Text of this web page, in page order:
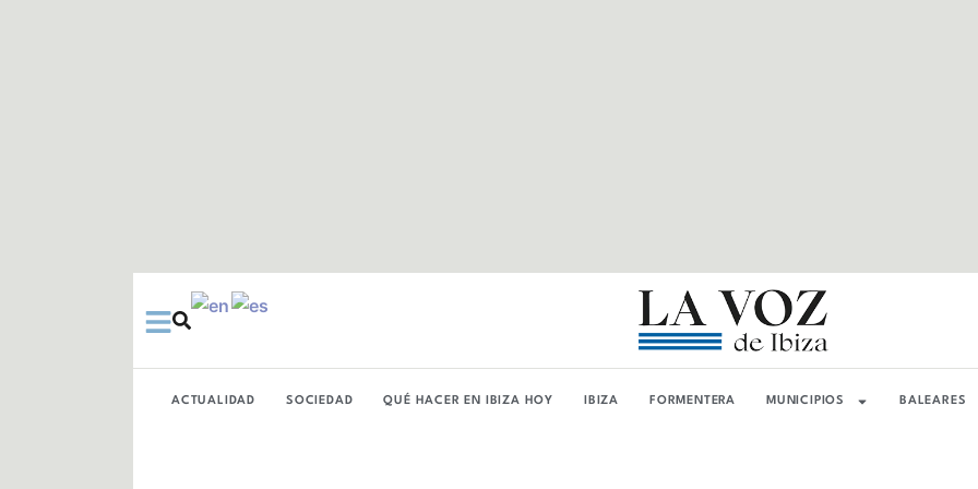
ACTUALIDAD SOCIEDAD QUÉ HACER EN IBIZA HOY IBIZA FORMENTERA MUNICIPIOS BALEARES